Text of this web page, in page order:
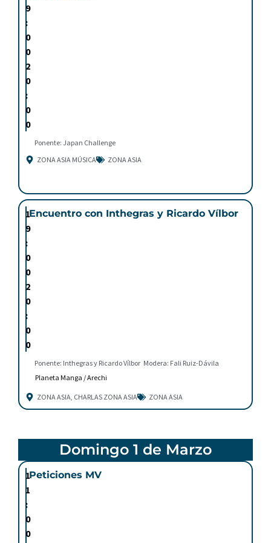
9
:
0
0
2
0
:
0
0
Ponente: Japan Challenge
ZONA ASIA MÚSICA
ZONA ASIA
1
9
:
0
0
2
0
:
0
0
Encuentro con Inthegras y Ricardo Vílbor
Ponente: Inthegras y Ricardo Vílbor Modera: Fali Ruiz-Dávila
Planeta Manga / Arechi
ZONA ASIA, CHARLAS ZONA ASIA ZONA ASIA
Domingo 1 de Marzo
1
1
:
0
0
Peticiones MV